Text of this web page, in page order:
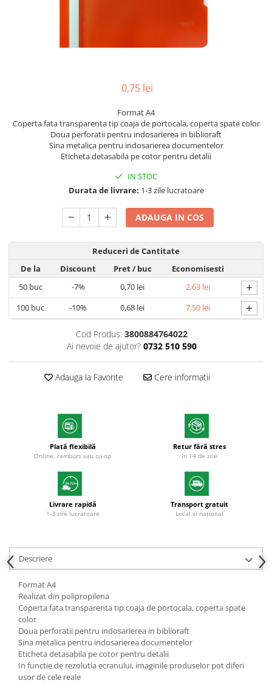
Mine pentru creioane mecanice
Creioane grafit
Mine pentru pixuri
Markere & Textmarkere
Markere acrilice
Markere cu vopsea
Hartie si carton pentru copiator
Hartie si cartoane colorate
Hartie pentru print digital
Hartie in formate mari
Hartie milimetrica
Hartie pentru ambalaj
Produse din hartie
Caiete pentru birou
Registre si repertoare
Etichete adezive
Plicuri
Role pentru case de marcat
Notesuri adezive
Bibliorafturi
Alonje
Indecsi
Separatoare
Dosare din carton
Dosare din plastic
0,75 lei
Format A4
Coperta fata transparenta tip coaja de portocala, coperta spate color
Doua perforatii pentru indosarierea in biblioraft
Sina metalica pentru indosarierea documentelor
Eticheta detasabila pe cotor pentru detalii
IN STOC
Durata de livrare: 1-3 zile lucratoare
ADAUGA IN COS
Reduceri de Cantitate
De la
Discount Pret/ buc
Economisesti
50buc -7% 0,70 lei 2,63 lei +
100 buc -10% 0,68 lei 7,50 lei +
Cod Produs: 3800884764022
Ai nevoie de ajutor? 0732 510 590
Adauga la Favorite Cere informatii
Plată flexibilă
Online, ramburs sau cu op
Retur fără stres
In 14 de zile
Livrare rapidă
1-3 zile lucratoare
Transport gratuit
Local și național
Descriere
Format A4
Realizat din polipropilena
Coperta fata transparenta tip coaja de portocala, coperta spate
color
Doua perforatii pentru indosarierea in biblioraft
Sina metalica pentru indosarierea documentelor
Eticheta detasabila pe cotor pentru detalii
In functie de rezolutia ecranului, imaginile produselor pot diferi
usor de cele reale